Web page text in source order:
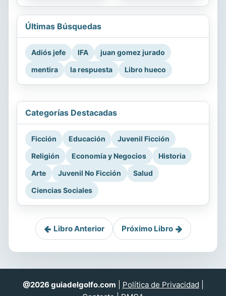
Últimas Búsquedas
Adiós jefe IFA
juan gomez jurado
mentira
la respuesta Libro hueco
Categorías Destacadas
Ficción Educación
Juvenil Ficción
Religión
Economía y Negocios
Historia
Arte
Juvenil No Ficción
Salud
Ciencias Sociales
Libro Anterior Próximo Libro
@2026 guiadelgolfo.com Política de Privacidad